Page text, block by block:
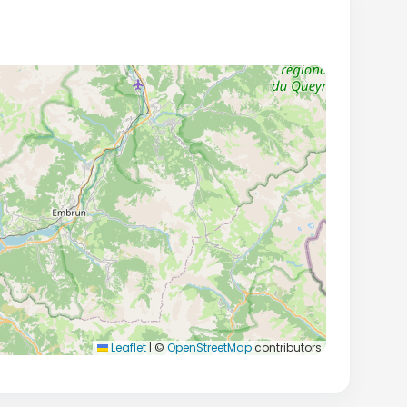
Leaflet | © OpenStreetMapcontributors